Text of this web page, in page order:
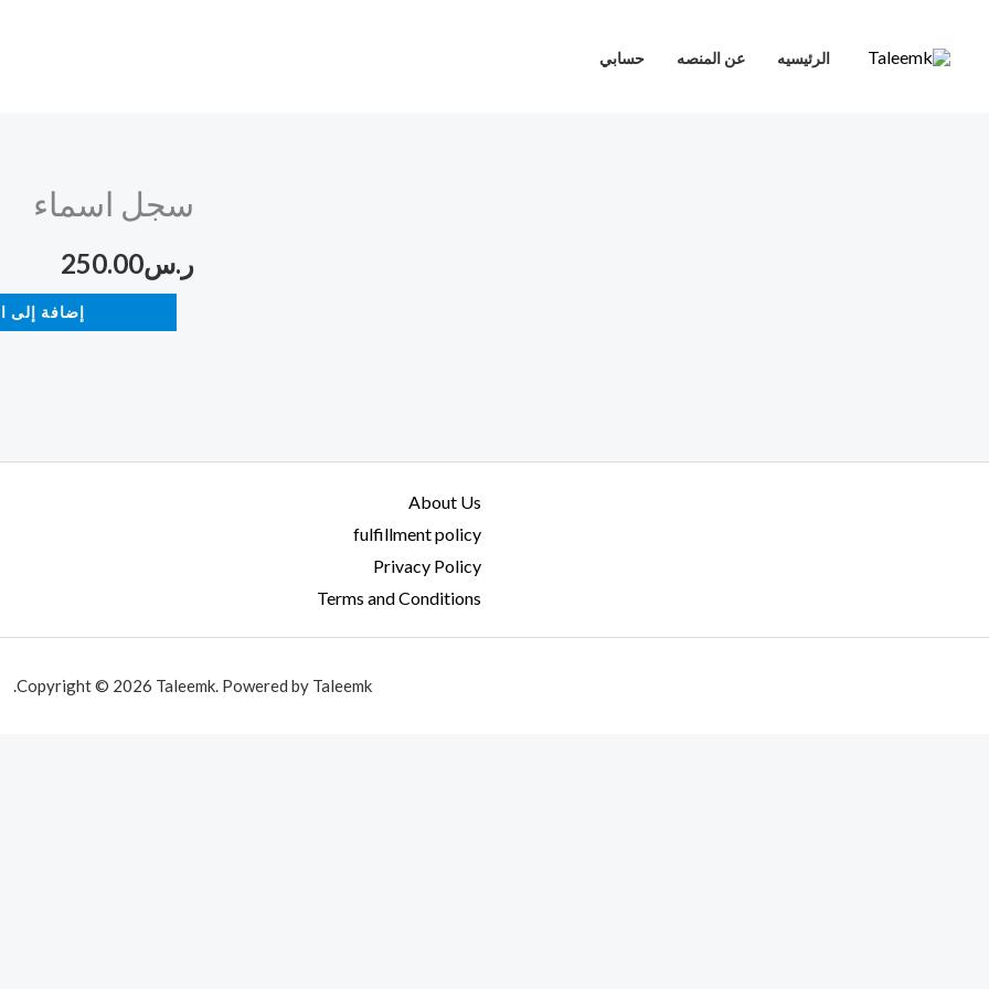
الرئيسيه عن المنصه حسابي
سجل اسماء
ر.س250.00
اسماء
إضافة إلى
About Us
fulfillment policy
Privacy Policy
Terms and Conditions
Copyright © 2026 Taleemk. Powered by Taleemk.